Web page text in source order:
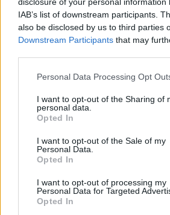
IAB’s list of downstream participants.
also be disclosed by us to third parties
Downstream Participants that may
Personal Data Processing Opt
I want to opt-out of the Sharing of
personal data.
Opted In
I want to opt-out of the Sale of my
Personal Data.
Opted In
I want to opt-out of processing my
Personal Data for Targeted
Opted In
έργων ΑΠΕ άνω των 2 GW σε
Ουγγαρία
08/08/2026 - 10:26 ΕΝΕΡΓΕΙΑ
1,76%, κέρδη 23,31% από τις
08/08/2026 - 12:36 ΟΙΚΟΝΟΜΙΑ
Ελληνική Αναπτυξιακή Τράπεζα:
μικρομεσαίες
08/08/2026 - 11:22
Health Monitoring: Η εθνική
αξιοποίηση των δεδομένων
των πολιτών